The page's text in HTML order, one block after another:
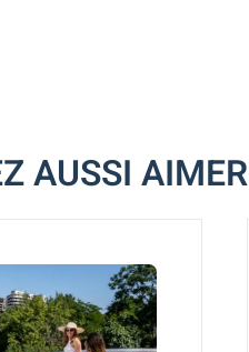
AUSSI AIMER